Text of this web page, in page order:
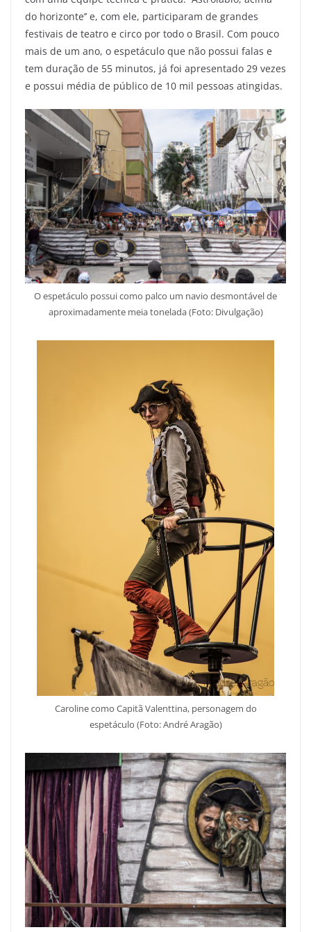
do horizonte’’ e, com ele, participaram de grandes
festivais de teatro e circo por todo o Brasil. Com pouco
mais de um ano, o espetáculo que não possui falas e
tem duração de 55 minutos, já foi apresentado 29 vezes
e possui média de público de 10 mil pessoas atingidas.
O espetáculo possui como palco um navio desmontável de
aproximadamente meia tonelada (Foto: Divulgação)
Caroline como Capitã Valenttina, personagem do
espetáculo (Foto: André Aragão)